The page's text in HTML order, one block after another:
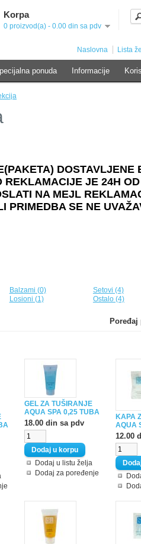
Korpa
0 proizvod(a) - 0.00 din sa pdv
Naslovna Lista
ponuda Informacije
DOSTAVLJENE
REKLAMACIJE JE 24H
NA MEJL
PRIMEDBA SE NE
Balzami (0)
Losioni (1)
Setovi (4)
Ostalo (4)
Poređaj
GEL ZA TUŠIRANJE
AQUA SPA 0,25 TUBA
18.00 din sa pdv
Dodaj u listu želja
Dodaj za poređenje
KAPA
AQUA
12.00